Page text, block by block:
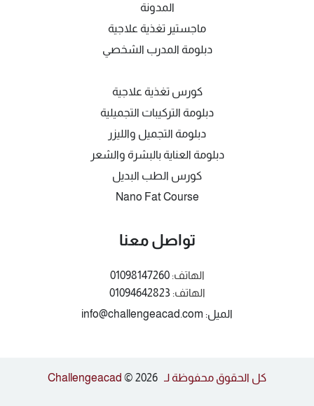
المدونة
ماجستير تغذية علاجية
دبلومة المدرب الشخصي
كورس تغذية علاجية
دبلومة التركيبات التجميلية
دبلومة التجميل والليزر
دبلومة العناية بالبشرة والشعر
كورس الطب البديل
Nano Fat Course
تواصل معنا
الهاتف:01098147260
الهاتف: 01094642823
الميل: info@challengeacad.com
كل الحقوق محفوظة لـ Challengeacad © 2026